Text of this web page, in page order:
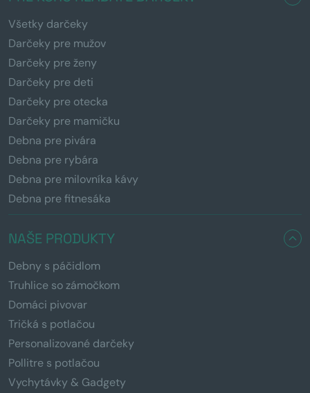
Všetky darčeky
Darčeky pre mužov
Darčeky pre ženy
Darčeky pre deti
Darčeky pre otecka
Darčeky pre mamičku
Debna pre pivára
Debna pre rybára
Debna pre milovníka kávy
Debna pre fitnesáka
NAŠE PRODUKTY
Debny s páčidlom
Truhlice so zámočkom
Domáci pivovar
Tričká s potlačou
Personalizované darčeky
Pollitre s potlačou
Vychytávky & Gadgety